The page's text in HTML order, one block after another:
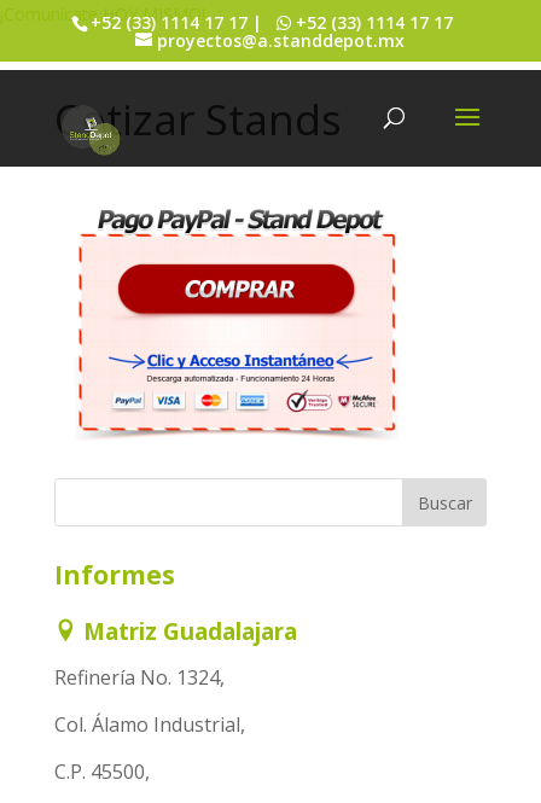
¡Comunícate HOY MISMO!
+52 (33) 1114 17 17 | +52 (33) 1114 17 17
proyectos@a.standdepot.mx
Cotizar Stands
Informes
Matriz Guadalajara
Refinería No. 1324,
Col. Álamo Industrial,
C.P. 45500,